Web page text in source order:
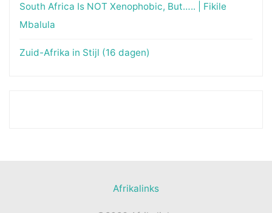
South Africa Is NOT Xenophobic, But….. | Fikile
Mbalula
Zuid-Afrika in Stijl (16 dagen)
Afrikalinks